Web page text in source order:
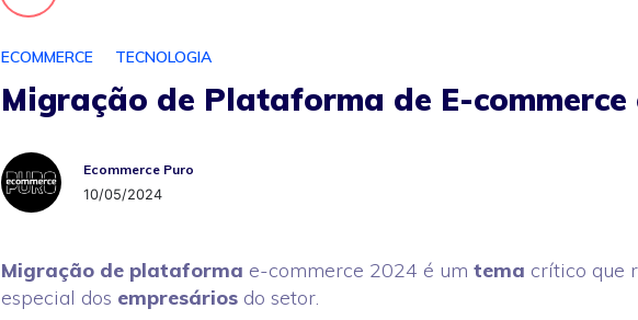
ECOMMERCE TECNOLOGIA
Migração de Plataforma de E-commerce
Ecommerce Puro
Ecommerce Puro
10/05/2024
Migração de plataforma e-commerce 2024 é um tema crítico que
especial dos empresários do setor.